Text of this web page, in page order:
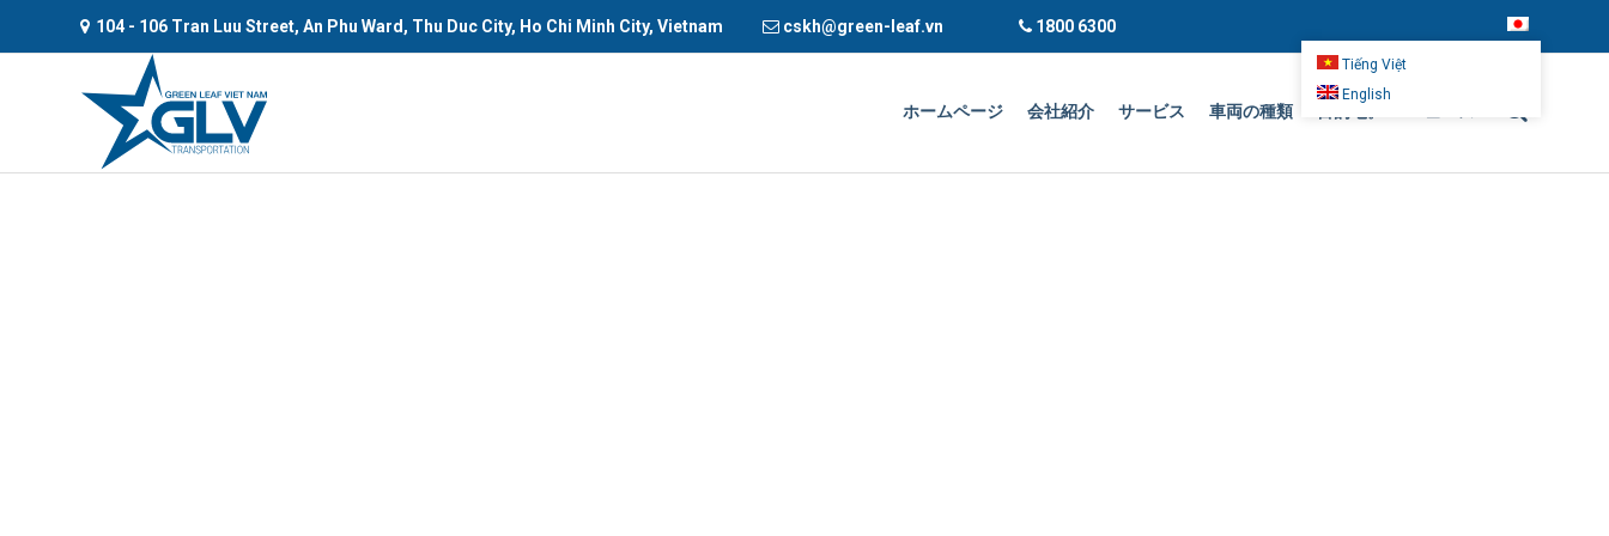
104 - 106 Tran Luu Street, An Phu Ward, Thu Duc City, Ho Chi Minh City, Vietnam cskh@green-leaf.vn 1800 6300
Tiếng Việt
English
ホームページ 会社紹介 サービス 車両の種類